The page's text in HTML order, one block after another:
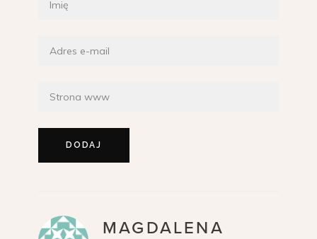
MAGDALENA